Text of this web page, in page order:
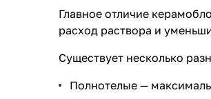
Главное отличие
расход раствора и
Существует несколько
Полнотелые —